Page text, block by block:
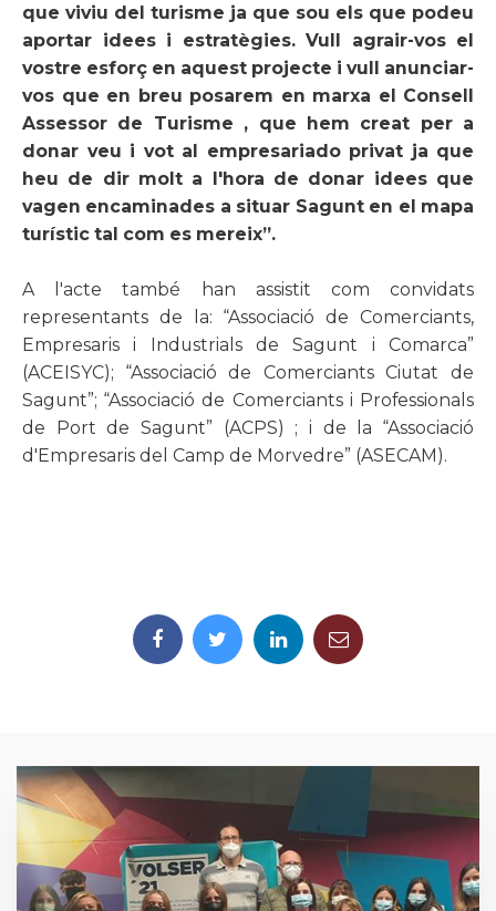
que viviu del turisme ja que sou els que podeu
aportar idees i estratègies. Vull agrair-vos el
vostre esforç en aquest projecte i vull anunciar-
vos que en breu posarem en marxa el Consell
Assessor de Turisme , que hem creat per a
donar veu i vot al empresariado privat ja que
heu de dir molt a l'hora de donar idees que
vagen encaminades a situar Sagunt en el mapa
turístic tal com es mereix”.
A l'acte també han assistit com convidats
representants de la: “Associació de Comerciants,
Empresaris i Industrials de Sagunt i Comarca”
(ACEISYC); “Associació de Comerciants Ciutat de
Sagunt”; “Associació de Comerciants i Professionals
de Port de Sagunt” (ACPS) ; i de la “Associació
d'Empresaris del Camp de Morvedre” (ASECAM).